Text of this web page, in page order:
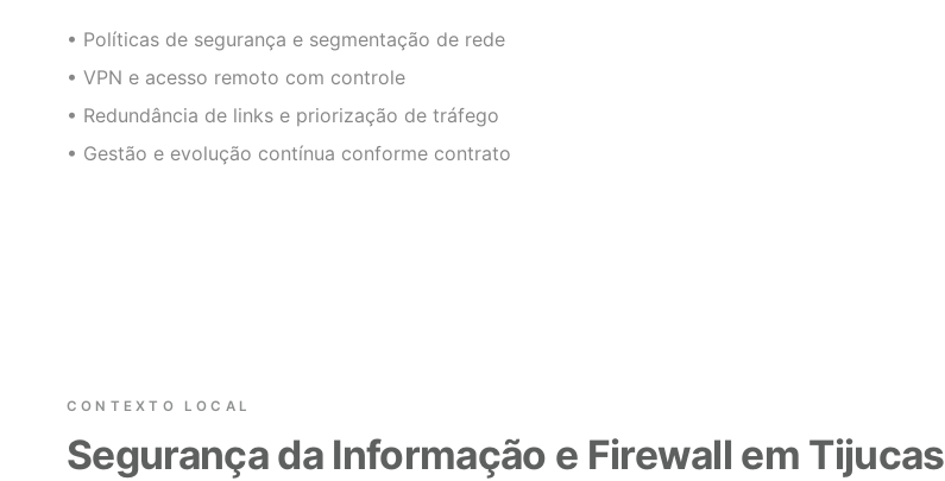
• Políticas de segurança e segmentação de rede
• VPN e acesso remoto com controle
• Redundância de links e priorização de tráfego
• Gestão e evolução contínua conforme contrato
CONTEXTO LOCAL
Segurança da Informação e Firewall em Tijucas